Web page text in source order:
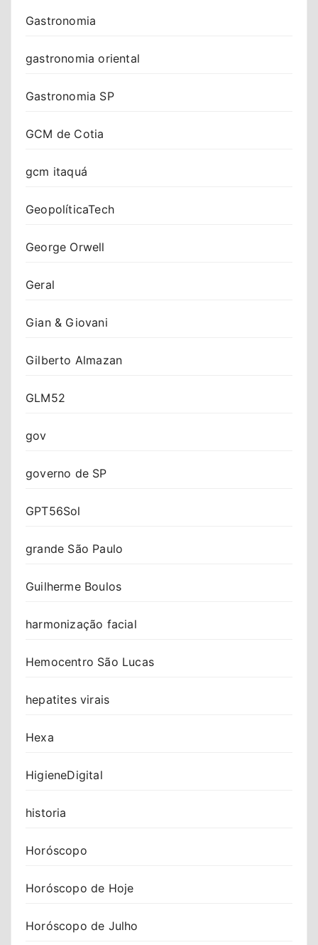
Gastronomia
gastronomia oriental
Gastronomia SP
GCM de Cotia
gcm itaquá
GeopolíticaTech
George Orwell
Geral
Gian & Giovani
Gilberto Almazan
GLM52
gov
governo de SP
GPT56Sol
grande São Paulo
Guilherme Boulos
harmonização facial
Hemocentro São Lucas
hepatites virais
Hexa
HigieneDigital
historia
Horóscopo
Horóscopo de Hoje
Horóscopo de Julho